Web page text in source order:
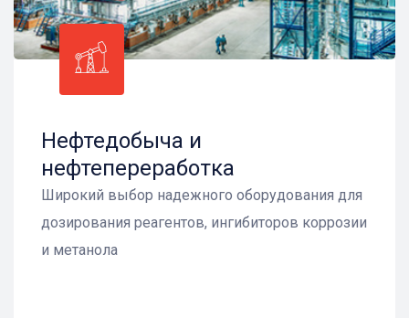
Нефтедобыча и
нефтепереработка
Широкий выбор надежного оборудования для
дозирования реагентов, ингибиторов коррозии
и метанола